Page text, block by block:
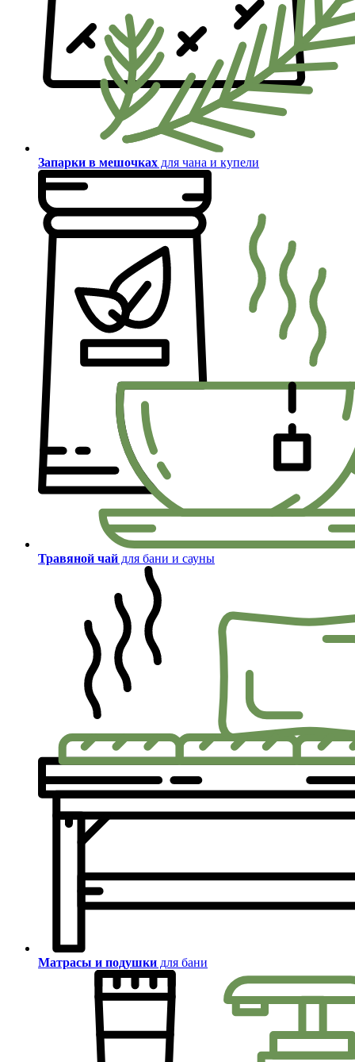
Запарки в мешочках для чана и купели
Травяной чай для бани и сауны
Матрасы и подушки для бани